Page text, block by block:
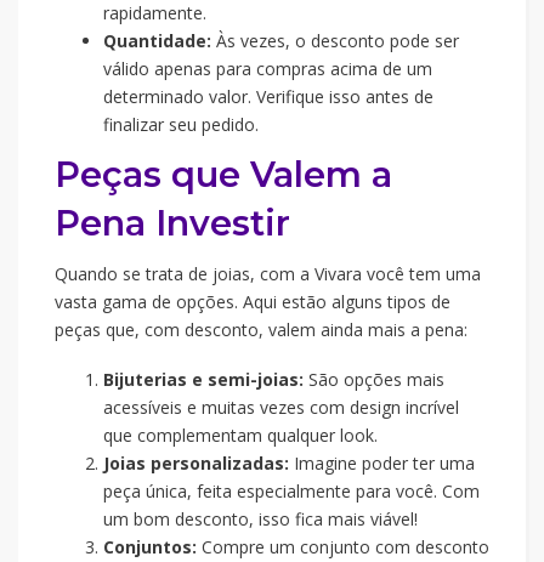
rapidamente.
Quantidade: Às vezes, o desconto pode ser
válido apenas para compras acima de um
determinado valor. Verifique isso antes de
finalizar seu pedido.
Peças que Valem a
Pena Investir
Quando se trata de joias, com a Vivara você tem uma
vasta gama de opções. Aqui estão alguns tipos de
peças que, com desconto, valem ainda mais a pena:
Bijuterias e semi-joias: São opções mais
acessíveis e muitas vezes com design incrível
que complementam qualquer look.
Joias personalizadas: Imagine poder ter uma
peça única, feita especialmente para você. Com
um bom desconto, isso fica mais viável!
Conjuntos: Compre um conjunto com desconto